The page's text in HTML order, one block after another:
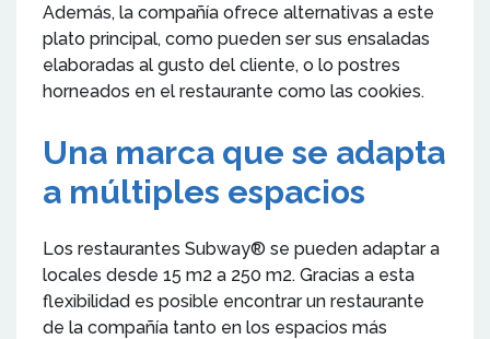
Además, la compañía ofrece alternativas a este
plato principal, como pueden ser sus ensaladas
elaboradas al gusto del cliente, o lo postres
horneados en el restaurante como las cookies.
Una marca que se adapta
a múltiples espacios
Los restaurantes Subway® se pueden adaptar a
locales desde 15 m2 a 250 m2. Gracias a esta
flexibilidad es posible encontrar un restaurante
de la compañía tanto en los espacios más